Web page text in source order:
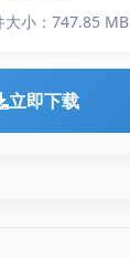
大小：747.85 MB
立即下载